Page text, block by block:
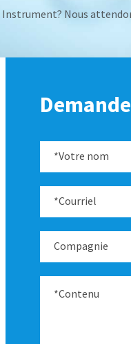
Instrument? Nous